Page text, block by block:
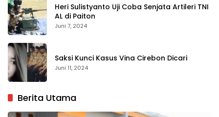
Heri Sulistyanto Uji Coba Senjata Artileri TNI
AL di Paiton
Juni 7, 2024
Saksi Kunci Kasus Vina Cirebon Dicari
Juni 11, 2024
Berita Utama